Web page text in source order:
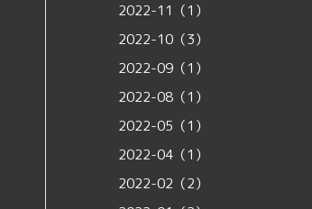
2022-11（1）
2022-10（3）
2022-09（1）
2022-08（1）
2022-05（1）
2022-04（1）
2022-02（2）